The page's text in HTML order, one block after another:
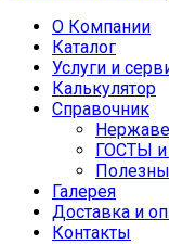
О Компании
Каталог
Услуги и
Калькулятор
Справочник
ГОСТЫ и
Галерея
Доставка и
Контакты